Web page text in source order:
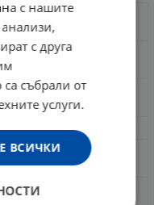
дневен
от 1 капсула
с нашите
с друга
събрали от
услуги.
ВСИЧКИ